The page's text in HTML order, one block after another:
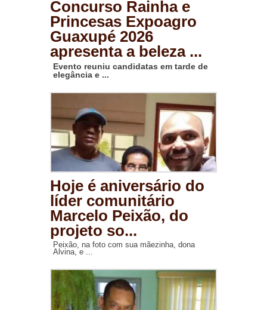
Concurso Rainha e
Princesas Expoagro
Guaxupé 2026
apresenta a beleza ...
Evento reuniu candidatas em tarde de
elegância e ...
Hoje é aniversário do
líder comunitário
Marcelo Peixão, do
projeto so...
Peixão, na foto com sua mãezinha, dona
Alvina, e ...